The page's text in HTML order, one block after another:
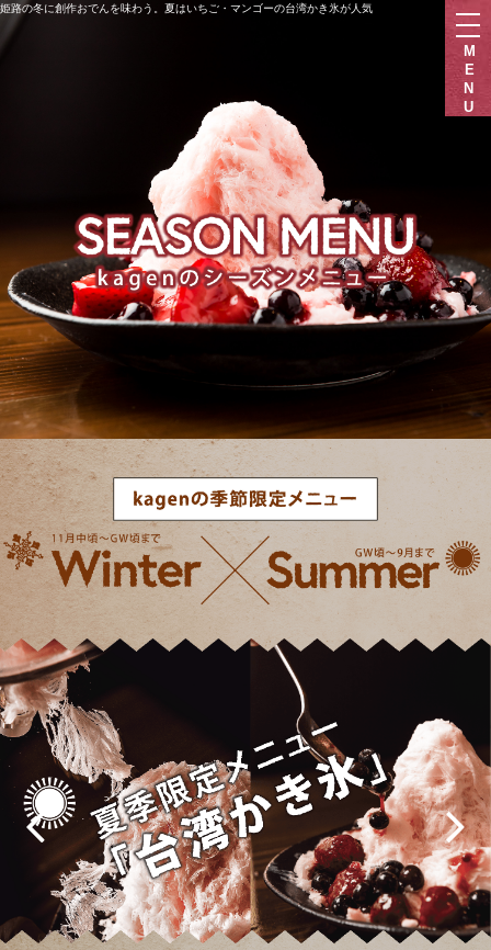
姫路の冬に創作おでんを味わう。夏はいちご・マンゴーの台湾かき氷が人気